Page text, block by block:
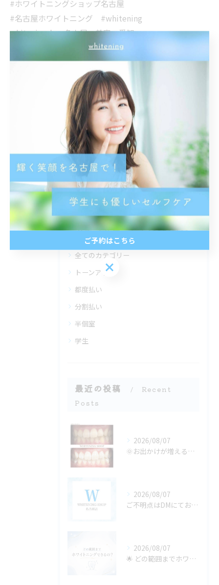
#ホワイトニングショップ名古屋
#名古屋ホワイトニング #whitening
whiteningshop名古屋 美容 愛知
名古屋 名古屋駅 美意識 専門店
ホワイトニング専門店 オーラルケア
歯科医師提携 安心安全 笑顔
イメチェン 印象UP 美男 美女
一覧に戻る 次のページ >
カテゴリー Categories
全てのカテゴリー
トーンアップ
都度払い
分割払い
半個室
学生
最近の投稿
Recent
Posts
2026/08/07
🌞お出かけが増える季節、口元の準備できてる？🦷✨
2026/08/07
ご不明点はDMにてお気軽にお問い合わせください✨🩷
2026/08/07
🌟 どの範囲までホワイトニングできるの？ 🌟
ご予約はこちら
ご予約はこちら